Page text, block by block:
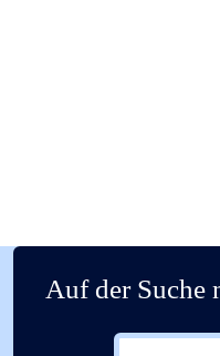
Auf der Suche